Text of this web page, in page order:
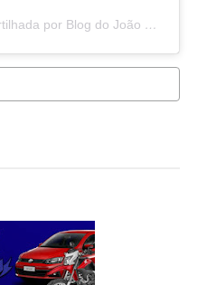
Uma publicação compartilhada por Blog do João Marcolino (@joaomarcolinoneto)